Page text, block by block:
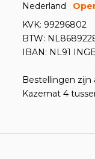
Nederland
KVK: 99296802
BTW:
IBAN: NL91
Bestellingen zijn
Kazemat 4